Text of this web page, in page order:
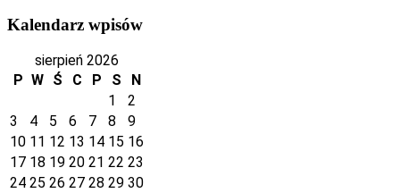
Kalendarz wpisów
sierpień 2026
P W Ś C P S
N
1
2
3
4 5 6 7 8
9
10 11 12 13 14 15 16
17 18 19 20 21 22 23
24 25 26 27 28 29 30